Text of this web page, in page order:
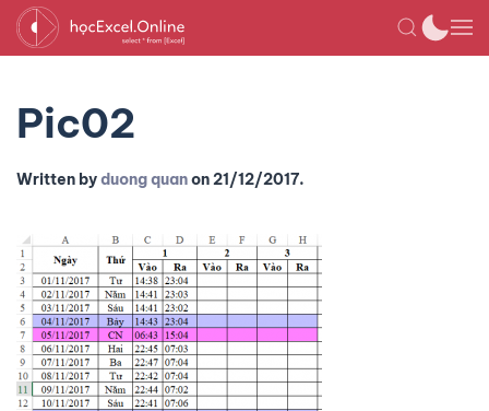
Pic02
Written byduong quanon21/12/2017.